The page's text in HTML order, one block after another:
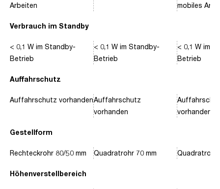
Verbrauch im Standby
Auffahrschutz
Gestellform
Höhenverstellbereich
Arbeiten
< 0,1 W im Standby-
Betrieb
Auffahrschutz vorhanden
Rechteckrohr 80/50 mm
< 0,1 W im Standby-
Betrieb
Auffahrschutz
vorhanden
Quadratrohr 70 mm
mobiles
< 0,1 W im
Betrieb
vorhanden
Quadratrohr